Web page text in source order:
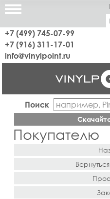
+7 (499) 745-07-99
+7 (916) 311-17-01
info@vinylpoint.ru
Поиск
Покупателю